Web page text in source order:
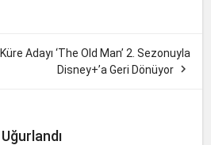
Adayı ‘The Old Man’ 2. Sezonuyla
Disney+’a Geri Dönüyor 